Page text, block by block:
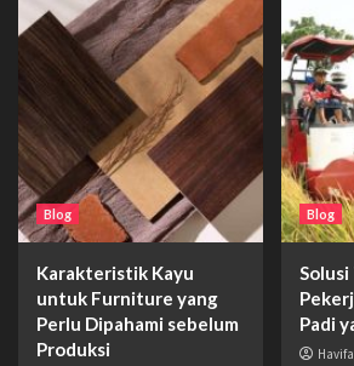
Blog
Karakteristik Kayu
untuk Furniture yang
Perlu Dipahami sebelum
Produksi
Blog
Padi